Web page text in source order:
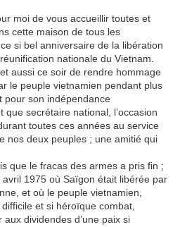
moi de vous accueillir toutes et
cette maison de tous les
si bel anniversaire de la libération
nationale du Vietnam.
aussi ce soir de rendre hommage
le peuple vietnamien pendant plus
pour son indépendance
que secrétaire national, l’occasion
toutes ces années au service
nos deux peuples ; une amitié qui
que le fracas des armes a pris fin ;
1975 où Saïgon était libérée par
et où le peuple vietnamien,
et si héroïque combat,
dividendes d’une paix si